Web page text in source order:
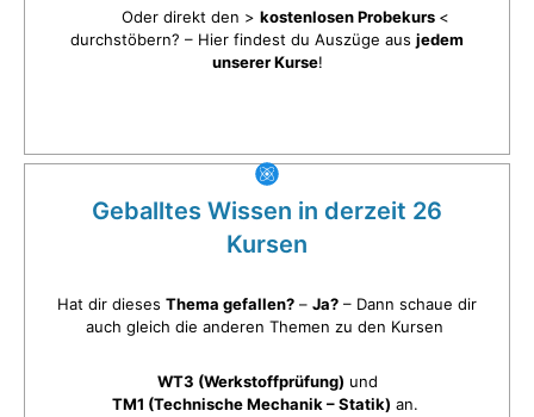
Oder direkt den > kostenlosen Probekurs <
durchstöbern? – Hier findest du Auszüge aus jedem
unserer Kurse!
Geballtes Wissen in derzeit 26
Kursen
Hat dir dieses Thema gefallen? – Ja? – Dann schaue dir
auch gleich die anderen Themen zu den Kursen
WT3 (Werkstoffprüfung) und
TM1 (Technische Mechanik – Statik) an.